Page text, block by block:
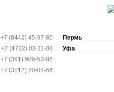
+7 (8442) 45-97-86
+7 (4732) 03-11-08
+7 (391) 989-53-86
+7 (3812) 20-81-56
Пермь
Уфа